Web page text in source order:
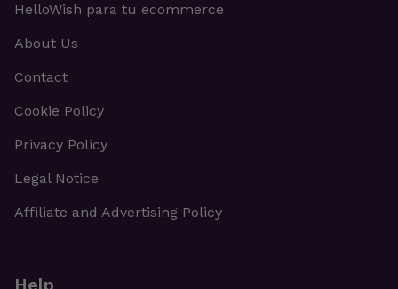
HelloWish para tu ecommerce
About Us
Contact
Cookie Policy
Privacy Policy
Legal Notice
Affiliate and Advertising Policy